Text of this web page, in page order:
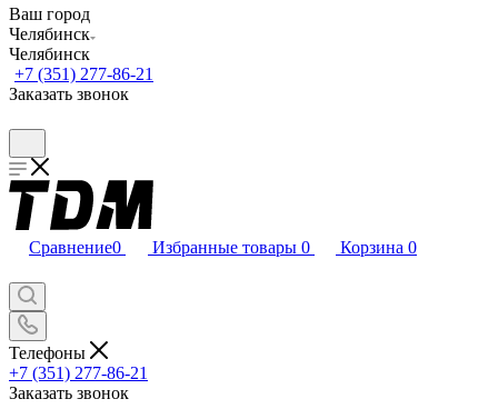
Ваш город
Челябинск
Челябинск
+7 (351) 277-86-21
Заказать звонок
Сравнение0 Избранные товары 0 Корзина 0
Телефоны
+7 (351) 277-86-21
Заказать звонок